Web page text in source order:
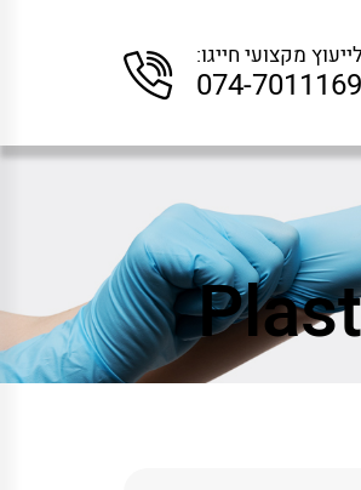
מקצועי חייגו:
074-7011169